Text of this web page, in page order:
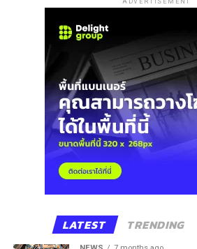
ADVERTISEMENT
LATEST TRENDING